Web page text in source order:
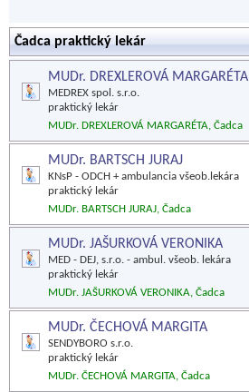
Čadca praktický lekár
MUDr. DREXLEROVÁ MARGARÉTA
MEDREX spol. s.r.o.
praktický lekár
MUDr. DREXLEROVÁ MARGARÉTA, Čadca
MUDr. BARTSCH JURAJ
KNsP - ODCH + ambulancia všeob.lekára
praktický lekár
MUDr. BARTSCH JURAJ, Čadca
MUDr. JAŠURKOVÁ VERONIKA
MED - DEJ, s.r.o. - ambul. všeob. lekára
praktický lekár
MUDr. JAŠURKOVÁ VERONIKA, Čadca
MUDr. ČECHOVÁ MARGITA
SENDYBORO s.r.o.
praktický lekár
MUDr. ČECHOVÁ MARGITA, Čadca